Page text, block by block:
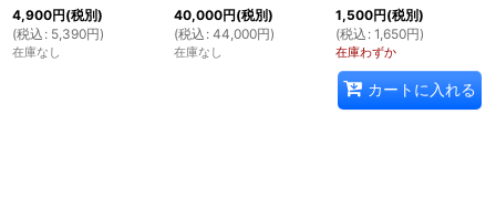
4,900円(税別)
(税込 : 5,390円)
在庫なし
40,000円(税別)
(税込 : 44,000円)
在庫なし
1,500円(税別)
(税込 : 1,650円)
在庫わずか
カートに入れる